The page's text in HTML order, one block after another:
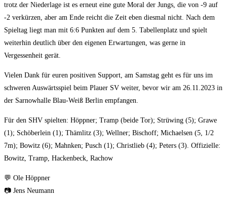
trotz der Niederlage ist es erneut eine gute Moral der Jungs, die von -9 auf
-2 verkürzen, aber am Ende reicht die Zeit eben diesmal nicht. Nach dem
Spieltag liegt man mit 6:6 Punkten auf dem 5. Tabellenplatz und spielt
weiterhin deutlich über den eigenen Erwartungen, was gerne in
Vergessenheit gerät.
Vielen Dank für euren positiven Support, am Samstag geht es für uns im
schweren Auswärtsspiel beim Plauer SV weiter, bevor wir am 26.11.2023 in
der Sarnowhalle Blau-Weiß Berlin empfangen.
Für den SHV spielten: Höppner; Tramp (beide Tor); Strüwing (5); Grawe
(1); Schöberlein (1); Thämlitz (3); Wellner; Bischoff; Michaelsen (5, 1/2
7m); Bowitz (6); Mahnken; Pusch (1); Christlieb (4); Peters (3). Offizielle:
Bowitz, Tramp, Hackenbeck, Rachow
💬 Ole Höppner
📷 Jens Neumann